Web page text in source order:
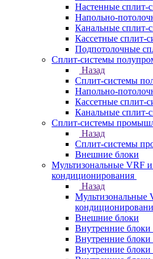
Настенные сплит-
Напольно-
Канальные сплит-
Кассетные сплит-
Подпотолочные
Сплит-системы
Назад
Сплит-системы
Напольно-
Кассетные сплит-
Канальные сплит-
Сплит-системы
Назад
Сплит-системы
Внешние блоки
Мультизональные VRF
кондиционирования
Назад
Мультизональные
Внешние блоки
Внутренние блоки
Внутренние блоки
Внутренние